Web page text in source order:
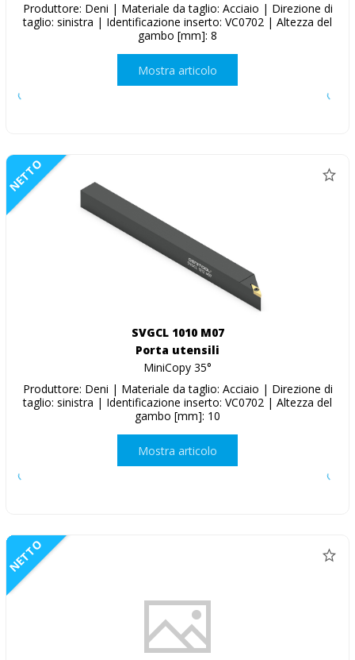
Produttore: Deni | Materiale da taglio: Acciaio | Direzione di
taglio: sinistra | Identificazione inserto: VC0702 | Altezza del
gambo [mm]: 8
Mostra articolo
NETTO
SVGCL 1010 M07
Porta utensili
MiniCopy 35°
Produttore: Deni | Materiale da taglio: Acciaio | Direzione di
taglio: sinistra | Identificazione inserto: VC0702 | Altezza del
gambo [mm]: 10
Mostra articolo
NETTO